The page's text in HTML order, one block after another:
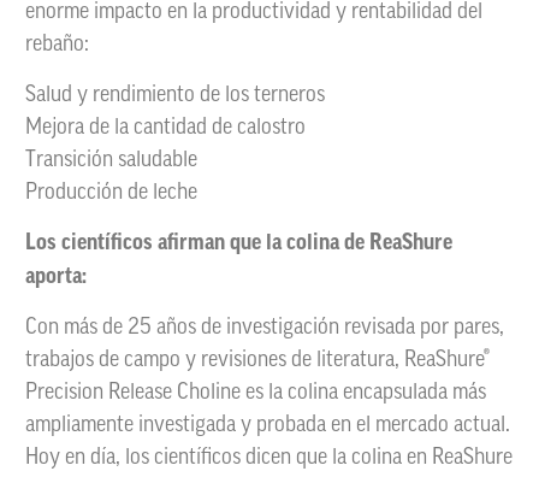
enorme impacto en la productividad y rentabilidad del
rebaño:
Salud y rendimiento de los terneros
Mejora de la cantidad de calostro
Transición saludable
Producción de leche
Los científicos afirman que la colina de ReaShure
aporta:
Con más de 25 años de investigación revisada por pares,
trabajos de campo y revisiones de literatura, ReaShure®
Precision Release Choline es la colina encapsulada más
ampliamente investigada y probada en el mercado actual.
Hoy en día, los científicos dicen que la colina en ReaShure